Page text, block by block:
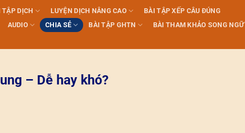
TẬP DỊCH LUYỆN DỊCH NÂNG CAO
BÀI TẬP XẾP CÂU ĐÚNG
AUDIO CHIA SẺ BÀI TẬP GHTN
BÀI THAM KHẢO SONG NGỮ
– Dễ hay khó?